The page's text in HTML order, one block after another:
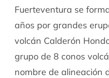
Fuerteventura se
años por grandes
volcán Calderón
grupo de 8 conos
nombre de alineación